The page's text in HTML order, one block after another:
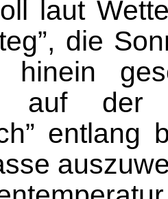
laut
die
hinein
auf der
entlang